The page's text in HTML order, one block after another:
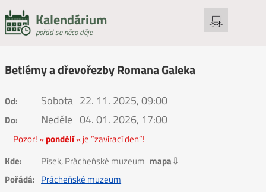
Kalendárium
pořád se něco děje
Betlémy a dřevořezby Romana Galeka
Od: Sobota 22. 11. 2025, 09:00
Do: Neděle 04. 01. 2026, 17:00
Pozor! »pondělí« je ”zavírací den”!
Kde:
Písek, Prácheňské muzeum mapa⇩
Pořádá: Prácheňské muzeum